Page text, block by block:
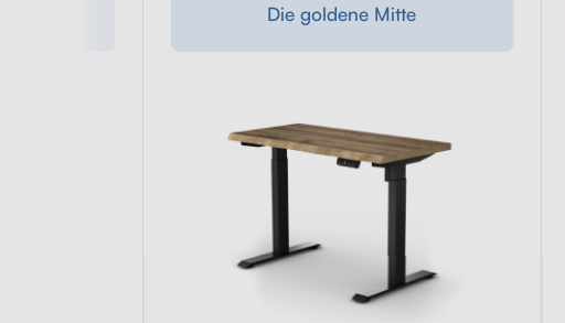
Die goldene Mitte